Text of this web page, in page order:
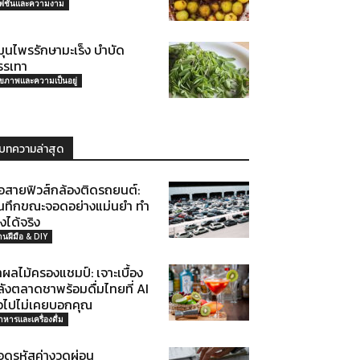
ชั่นและความงาม
ไพรรักษามะเร็ง บำบัด
เทา
ภาพและความเป็นอยู่
บทความล่าสุด
สายฟิวส์กล้องติดรถยนต์:
ทึกขณะจอดอย่างแม่นยำ ทำ
ได้จริง
นฝีมือ & DIY
ลไม้ครองแชมป์: เจาะเบื้อง
งตลาดชาพร้อมดื่มไทยที่ AI
ไปไม่เคยบอกคุณ
หารและเครื่องดื่ม
ดรหัสค่างวดผ่อน